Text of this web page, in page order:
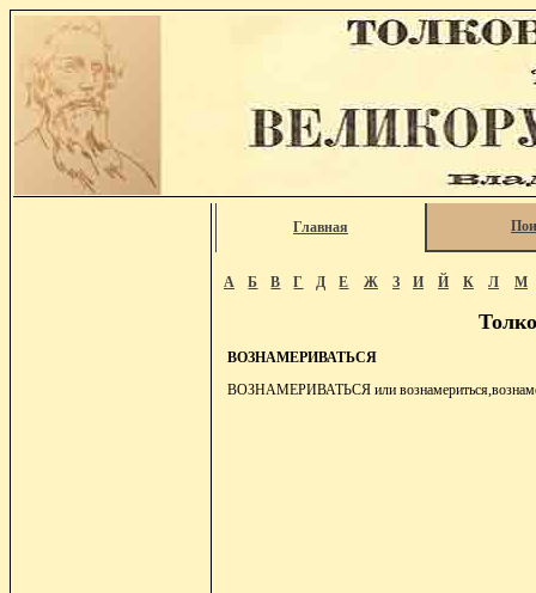
Главная
А Б В Г Д Е Ж З И Й К Л М
ВОЗНАМЕРИВАТЬСЯ
ВОЗНАМЕРИВАТЬСЯ или